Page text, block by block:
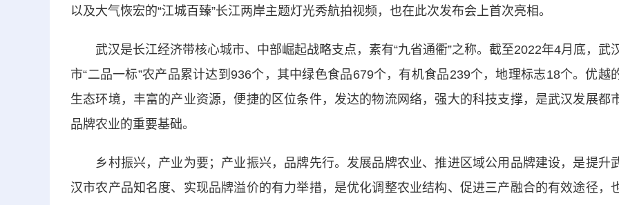
以及大气恢宏的“江城百臻”长江两岸主题灯光秀航拍视频，也在此次发布会上首次亮相。
武汉是长江经济带核心城市、中部崛起战略支点，素有“九省通衢”之称。截至2022年4月底，武
市“二品一标”农产品累计达到936个，其中绿色食品679个，有机食品239个，地理标志18个。优越
生态环境，丰富的产业资源，便捷的区位条件，发达的物流网络，强大的科技支撑，是武汉发展都
品牌农业的重要基础。
乡村振兴，产业为要；产业振兴，品牌先行。发展品牌农业、推进区域公用品牌建设，是提升
汉市农产品知名度、实现品牌溢价的有力举措，是优化调整农业结构、促进三产融合的有效途径，